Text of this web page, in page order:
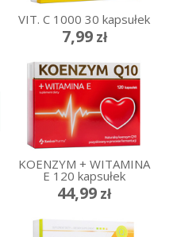
VIT. C 1000 30 kapsułek
7,99zł
KOENZYM + WITAMINA
E 120 kapsułek
44,99 zł